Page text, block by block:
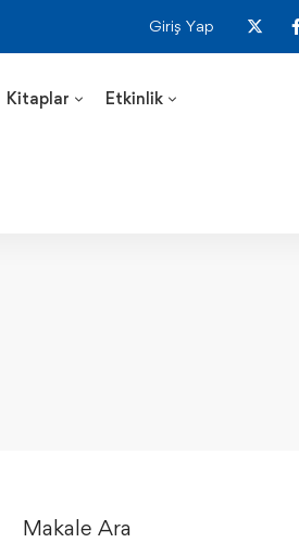
Giriş Yap
Kitaplar Etkinlik
Makale Ara